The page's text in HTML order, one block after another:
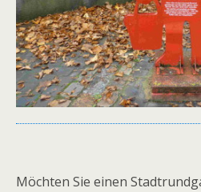
Möchten Sie einen